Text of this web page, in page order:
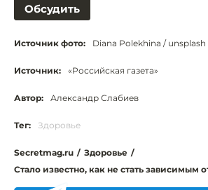
Обсудить
Источник фото: Diana Polekhina / unsplash
Источник: «Российская газета»
Автор: Александр Слабиев
Тег: Здоровье
Secretmag.ru / Здоровье /
Стало известно, как не стать зависимым